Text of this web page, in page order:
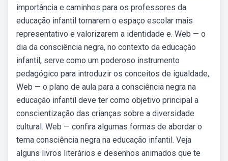
importância e caminhos para os professores da
educação infantil tornarem o espaço escolar mais
representativo e valorizarem a identidade e. Web — o
dia da consciência negra, no contexto da educação
infantil, serve como um poderoso instrumento
pedagógico para introduzir os conceitos de igualdade,.
Web — o plano de aula para a consciência negra na
educação infantil deve ter como objetivo principal a
conscientização das crianças sobre a diversidade
cultural. Web — confira algumas formas de abordar o
tema consciência negra na educação infantil. Veja
alguns livros literários e desenhos animados que te